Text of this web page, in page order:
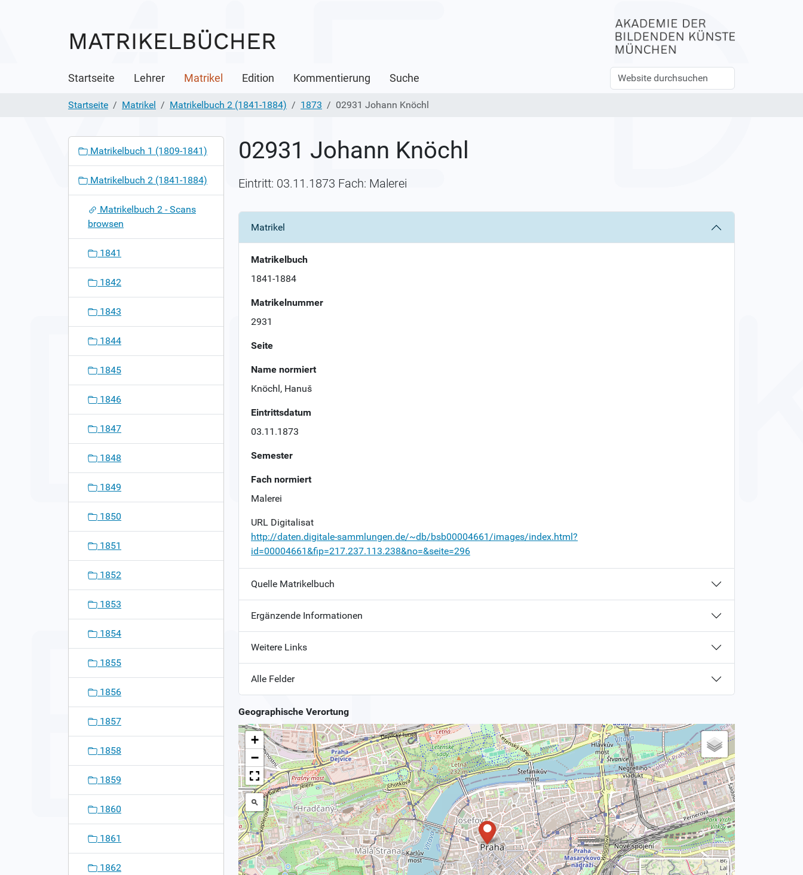
Startseite Lehrer Matrikel Edition Kommentierung Suche
Website
durchsuchen
Erweiterte
Suche…
Startseite
Matrikel Matrikelbuch 2 (1841-1884) 1873 02931 Johann Knöchl
02931 Johann Knöchl
Eintritt: 03.11.1873 Fach: Malerei
Matrikel
Matrikelbuch
1841-1884
Matrikelnummer
2931
Seite
Name normiert
Knöchl, Hanuš
Eintrittsdatum
03.11.1873
Semester
Fach normiert
Malerei
URL Digitalisat
http://daten.digitale-sammlungen.de/~db/bsb00004661/images/index.html?
id=00004661&fip=217.237.113.238&no=&seite=296
Quelle Matrikelbuch
Ergänzende Informationen
Weitere Links
Alle Felder
Geographische Verortung
+
−
n
Matrikelbuch 1 (1809-1841)
Matrikelbuch 2 (1841-1884)
Matrikelbuch 2 - Scans
browsen
1841
1842
1843
1844
1845
1846
1847
1848
1849
1850
1851
1852
1853
1854
1855
1856
1857
1858
1859
1860
1861
1862